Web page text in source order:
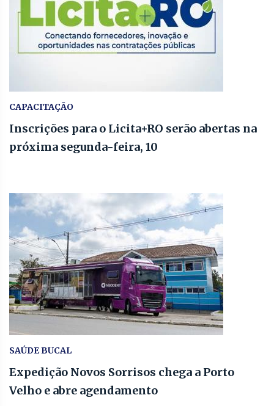
CAPACITAÇÃO
Inscrições para o Licita+RO serão abertas na
próxima segunda-feira, 10
SAÚDE BUCAL
Expedição Novos Sorrisos chega a Porto
Velho e abre agendamento